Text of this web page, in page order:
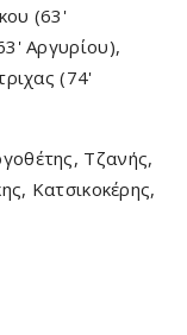
(63'
Αργυρίου),
(74'
Τζανής,
Κατσικοκέρης,